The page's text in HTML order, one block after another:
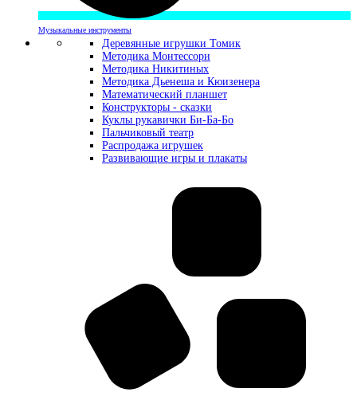
Музыкальные инструменты
Деревянные игрушки Томик
Методика Монтессори
Методика Никитиных
Методика Дьенеша и Кюизенера
Математический планшет
Конструкторы - сказки
Куклы рукавички Би-Ба-Бо
Пальчиковый театр
Распродажа игрушек
Развивающие игры и плакаты